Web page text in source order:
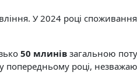
У 2024 році
50 млинів загальною
попередньому році,